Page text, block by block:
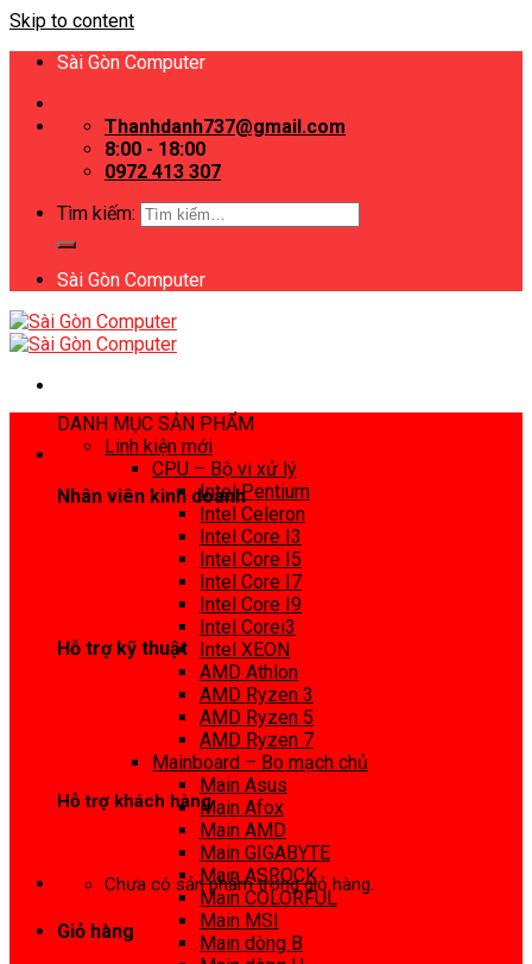
Skip to content
Sài Gòn Computer
Thanhdanh737@gmail.com
8:00 - 18:00
0972 413 307
Tìm kiếm:
Sài Gòn Computer
Nhân viên kinh doanh
Hỗ trợ kỹ thuật
Hỗ trợ khách hàng
Chưa có sản phẩm trong giỏ hàng.
Giỏ hàng
DANH MỤC SẢN PHẨM
Linh kiện mới
CPU – Bộ vi xử lý
Intel Pentium
Intel Celeron
Intel Core I3
Intel Core I5
Intel Core I7
Intel Core I9
Intel Corei3
Intel XEON
AMD Athlon
AMD Ryzen 3
AMD Ryzen 5
AMD Ryzen 7
Mainboard – Bo mạch chủ
Main Asus
Main Afox
Main AMD
Main GIGABYTE
Main ASROCK
Main COLORFUL
Main MSI
Main dòng B